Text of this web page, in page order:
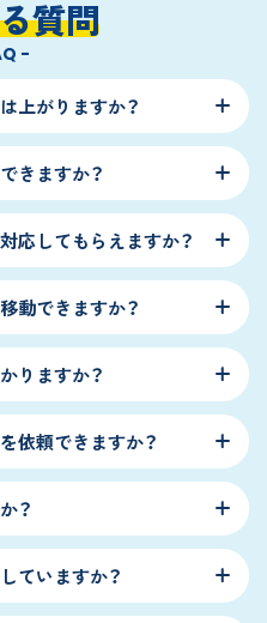
質問
-
上がりますか？
きますか？
応してもらえますか？
動できますか？
りますか？
依頼できますか？
？
ていますか？